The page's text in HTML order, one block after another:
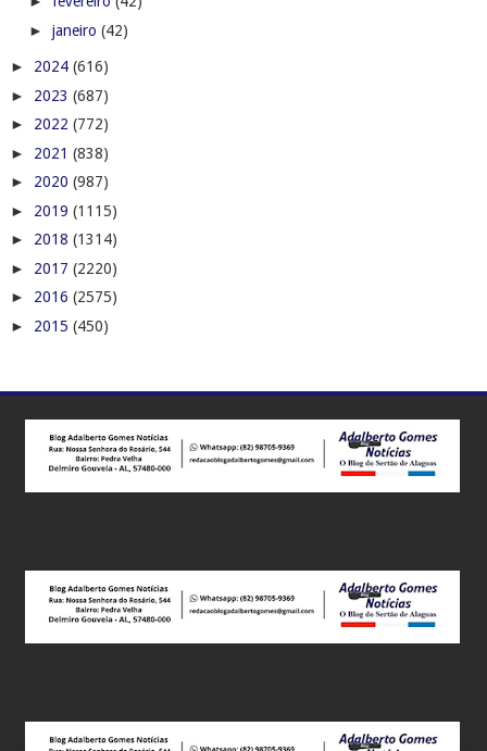
► janeiro (42)
► 2024 (616)
► 2023 (687)
► 2022 (772)
► 2021 (838)
► 2020 (987)
► 2019 (1115)
► 2018 (1314)
► 2017 (2220)
► 2016 (2575)
► 2015 (450)